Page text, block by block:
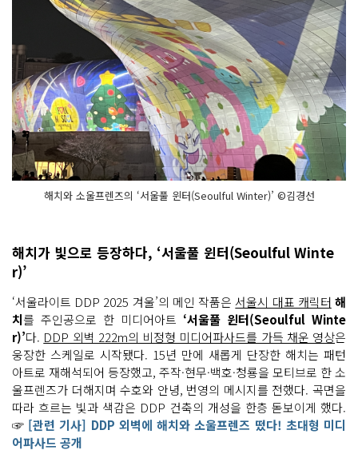
해치와 소울프렌즈의 ‘서울풀 윈터(Seoulful Winter)’ ©김경선
해치가 빛으로 등장하다, ‘서울풀 윈터(Seoulful Winte
r)’
‘서울라이트 DDP 2025 겨울’의 메인 작품은서울시 대표 캐릭터 해
치를 주인공으로 한 미디어아트 ‘서울풀 윈터(Seoulful Winte
r)’다. DDP 외벽 222m의 비정형 미디어파사드를 가득 채운 영상은
웅장한 스케일로 시작됐다. 15년 만에 새롭게 단장한 해치는 패턴
아트로 재해석되어 등장했고, 주작·현무·백호·청룡을 모티브로 한 소
울프렌즈가 더해지며 수호와 안녕, 번영의 메시지를 전했다. 곡면을
따라 흐르는 빛과 색감은 DDP 건축의 개성을 한층 돋보이게 했다.
☞ [관련 기사] DDP 외벽에 해치와 소울프렌즈 떴다! 초대형 미디
어파사드 공개